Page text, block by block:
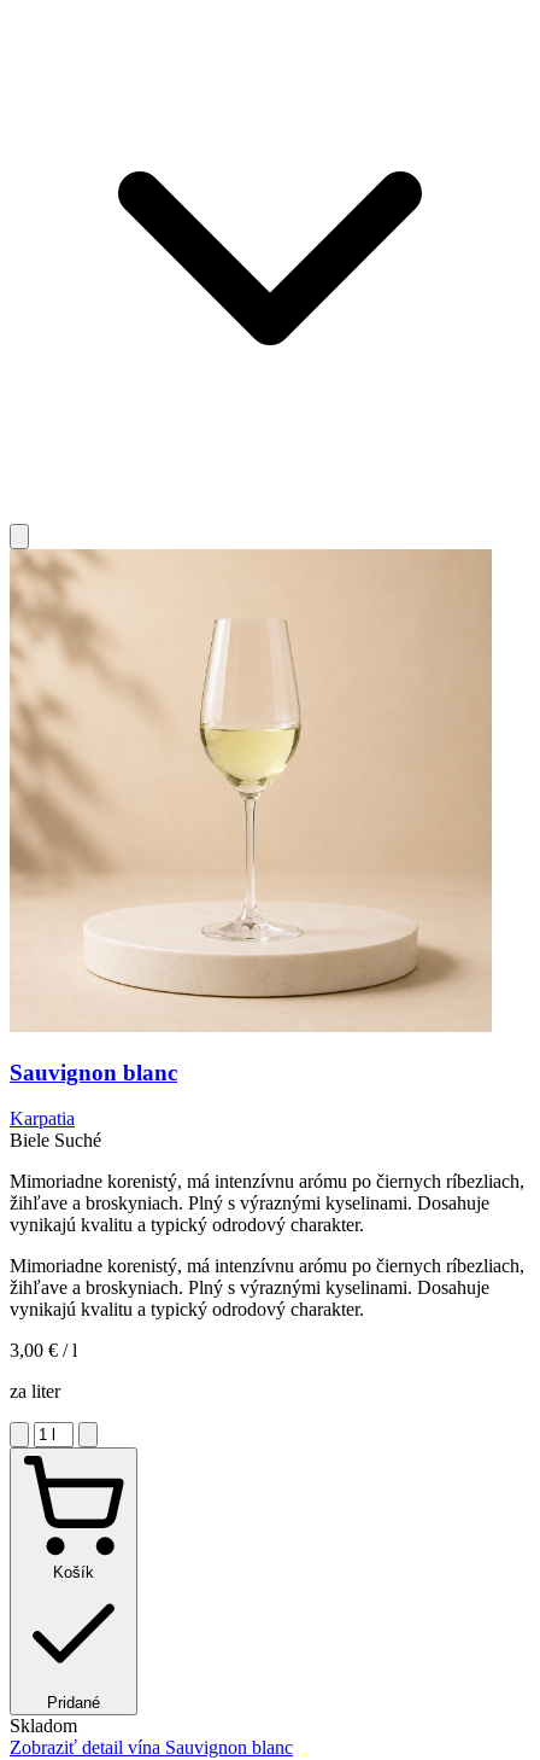
Sauvignon blanc
Karpatia
Biele Suché
Mimoriadne korenistý, má intenzívnu arómu po čiernych ríbezliach,
žihľave a broskyniach. Plný s výraznými kyselinami. Dosahuje
vynikajú kvalitu a typický odrodový charakter.
Mimoriadne korenistý, má intenzívnu arómu po čiernych ríbezliach,
žihľave a broskyniach. Plný s výraznými kyselinami. Dosahuje
vynikajú kvalitu a typický odrodový charakter.
3,00 € / l
za liter
Košík
Pridané
Skladom
Zobraziť detail vína Sauvignon blanc